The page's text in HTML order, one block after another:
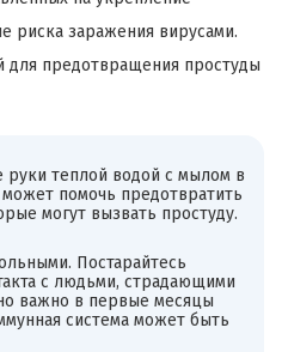
риска заражения вирусами.
для предотвращения простуды
руки теплой водой с мылом в
помочь предотвратить
могут вызвать простуду.
Постарайтесь
с людьми, страдающими
важно в первые месяцы
система может быть